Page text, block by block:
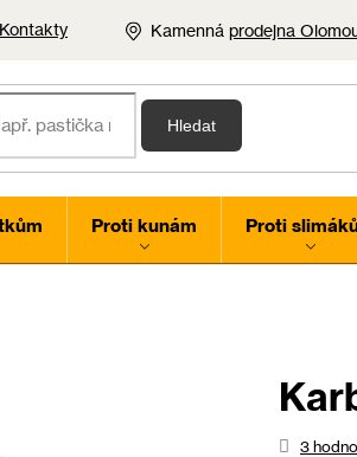
Kamennáprodejna
Kontakty
Hledat
Proti kunám Proti
3